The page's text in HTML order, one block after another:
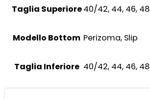
Taglia Superiore40/42, 44, 46, 48
Modello Bottom Perizoma, Slip
Taglia Inferiore 40/42, 44, 46, 48